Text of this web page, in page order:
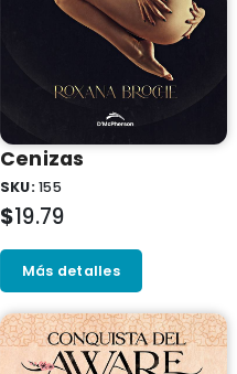
Cenizas
SKU:155
$19.79
Más detalles